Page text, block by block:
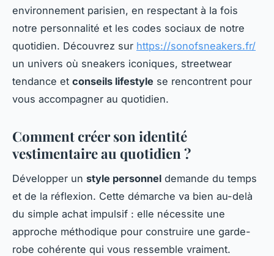
environnement parisien, en respectant à la fois
notre personnalité et les codes sociaux de notre
quotidien. Découvrez sur https://sonofsneakers.fr/
un univers où sneakers iconiques, streetwear
tendance et conseils lifestyle se rencontrent pour
vous accompagner au quotidien.
Comment créer son identité
vestimentaire au quotidien ?
Développer un style personnel demande du temps
et de la réflexion. Cette démarche va bien au-delà
du simple achat impulsif : elle nécessite une
approche méthodique pour construire une garde-
robe cohérente qui vous ressemble vraiment.